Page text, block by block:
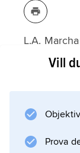
L.A.
TheVill
Prova